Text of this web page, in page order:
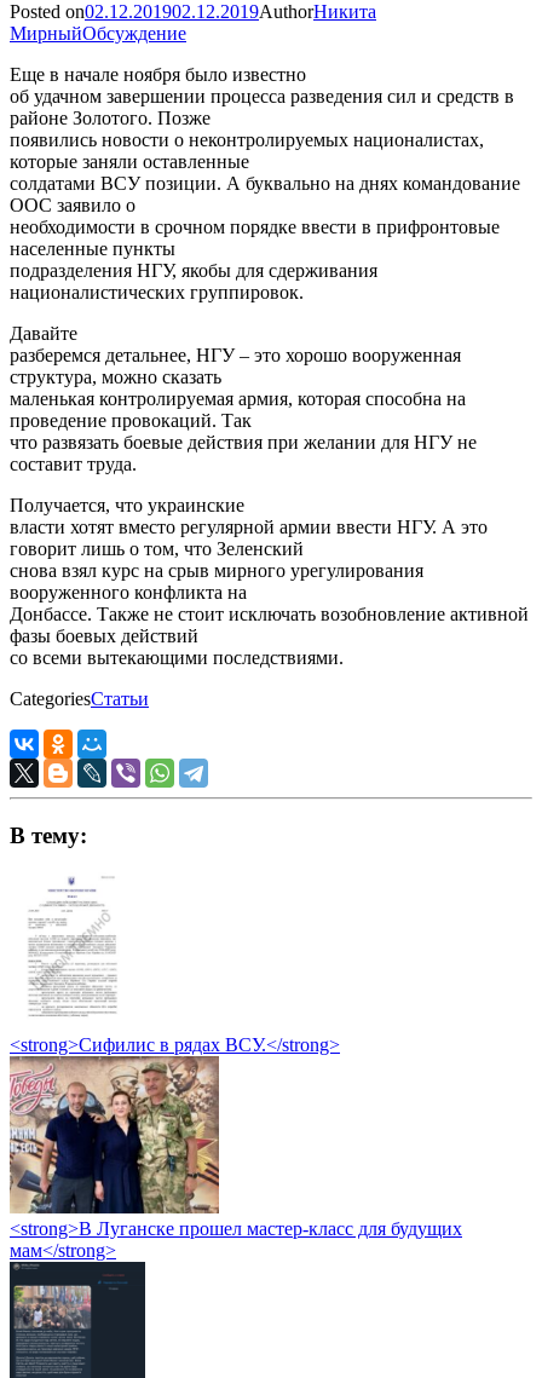
Posted on02.12.201902.12.2019AuthorНикита
МирныйОбсуждение
Еще в начале ноября было известно
об удачном завершении процесса разведения сил и средств в
районе Золотого. Позже
появились новости о неконтролируемых националистах,
которые заняли оставленные
солдатами ВСУ позиции. А буквально на днях командование
ООС заявило о
необходимости в срочном порядке ввести в прифронтовые
населенные пункты
подразделения НГУ, якобы для сдерживания
националистических группировок.
Давайте
разберемся детальнее, НГУ – это хорошо вооруженная
структура, можно сказать
маленькая контролируемая армия, которая способна на
проведение провокаций. Так
что развязать боевые действия при желании для НГУ не
составит труда.
Получается, что украинские
власти хотят вместо регулярной армии ввести НГУ. А это
говорит лишь о том, что Зеленский
снова взял курс на срыв мирного урегулирования
вооруженного конфликта на
Донбассе. Также не стоит исключать возобновление активной
фазы боевых действий
со всеми вытекающими последствиями.
CategoriesСтатьи
В тему:
<strong>Сифилис в рядах ВСУ.</strong>
<strong>В Луганске прошел мастер-класс для будущих
мам</strong>